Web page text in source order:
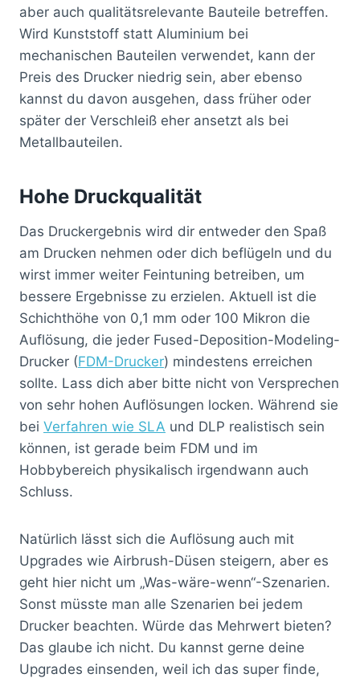
aber auch qualitätsrelevante Bauteile betreffen.
Wird Kunststoff statt Aluminium bei
mechanischen Bauteilen verwendet, kann der
Preis des Drucker niedrig sein, aber ebenso
kannst du davon ausgehen, dass früher oder
später der Verschleiß eher ansetzt als bei
Metallbauteilen.
Hohe Druckqualität
Das Druckergebnis wird dir entweder den Spaß
am Drucken nehmen oder dich beflügeln und du
wirst immer weiter Feintuning betreiben, um
bessere Ergebnisse zu erzielen. Aktuell ist die
Schichthöhe von 0,1 mm oder 100 Mikron die
Auflösung, die jeder Fused-Deposition-Modeling-
Drucker (FDM-Drucker) mindestens erreichen
sollte. Lass dich aber bitte nicht von Versprechen
von sehr hohen Auflösungen locken. Während sie
bei Verfahren wie SLA und DLP realistisch sein
können, ist gerade beim FDM und im
Hobbybereich physikalisch irgendwann auch
Schluss.
Natürlich lässt sich die Auflösung auch mit
Upgrades wie Airbrush-Düsen steigern, aber es
geht hier nicht um „Was-wäre-wenn“-Szenarien.
Sonst müsste man alle Szenarien bei jedem
Drucker beachten. Würde das Mehrwert bieten?
Das glaube ich nicht. Du kannst gerne deine
Upgrades einsenden, weil ich das super finde,